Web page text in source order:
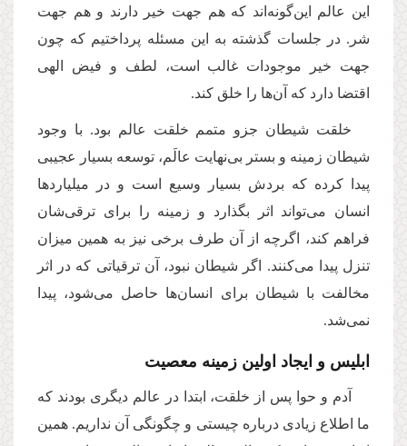
این عالم این‌گونه‌اند که هم جهت خیر دارند و هم جهت
شر. در جلسات گذشته به این مسئله پرداختیم که چون
جهت خیر موجودات غالب است، لطف و فیض الهی
اقتضا دارد که آن‌ها را خلق کند.
خلقت شیطان جزو متمم خلقت عالم بود. با وجود
شیطان زمینه و بستر بی‌نهایت عالَم، توسعه بسیار عجیبی
پیدا کرده که بردش بسیار وسیع است و در میلیاردها
انسان می‌تواند اثر بگذارد و زمینه را برای ترقی‌شان
فراهم کند، اگرچه از آن طرف برخی نیز به همین میزان
تنزل پیدا می‌کنند. اگر شیطان نبود، آن ترقیاتی که در اثر
مخالفت با شیطان برای انسان‌ها حاصل می‌شود، پیدا
نمی‌شد.
ابلیس و ایجاد اولین زمینه معصیت
آدم و حوا پس از خلقت، ابتدا در عالم دیگری بودند که
ما اطلاع زیادی درباره چیستی و چگونگی آن نداریم. همین